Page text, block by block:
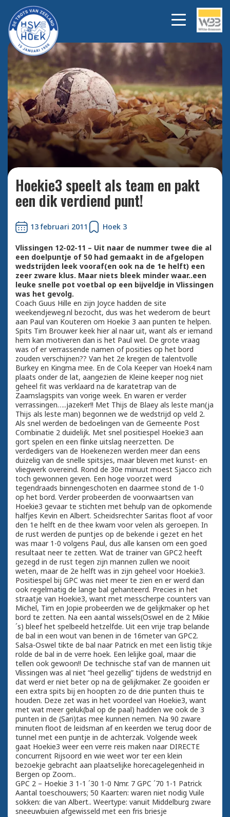
Bekijk alle foto's
Hoekie3 speelt als team en pakt
een dik verdiend punt!
13 februari 2011 Hoek 3
Vlissingen 12-02-11 – Uit naar de nummer twee die al
een doelpuntje of 50 had gemaakt in de afgelopen
wedstrijden leek vooraf(en ook na de 1e helft) een
zeer zware klus. Maar niets bleek minder waar..een
leuke snelle pot voetbal op een bijveldje in Vlissingen
was het gevolg.
Coach Guus Hille en zijn Joyce hadden de site
weekendjeweg.nl bezocht, dus was het wederom de beurt
aan Paul van Kouteren om Hoekie 3 aan punten te helpen.
Spits Tim Brouwer keek hier al naar uit, want als er iemand
hem kan motiveren dan is het Paul wel. De grote vraag
was of er verrassende namen of posities op het bord
zouden verschijnen?? Van het 2e kregen de talentvolle
Burkey en Kingma mee. En de Cola Keeper van Hoek4 nam
plaats onder de lat, aangezien de Kleine keeper nog niet
geheel fit was verklaard na de karatetrap van de
Zaamslagspits van vorige week. En waren er verder
verrassingen…..jazeker!! Met Thijs de Blaey als leste man(ja
Thijs als leste man) begonnen we de wedstrijd op veld 2.
Als snel werden de bedoelingen van de Gemeente Post
Combinatie 2 duidelijk. Met snel positiespel Hoekie3 aan
gort spelen en een flinke uitslag neerzetten. De
verdedigers van de Hoekenezen werden meer dan eens
duizelig van de snelle spitsjes, maar bleven met kunst- en
vliegwerk overeind. Rond de 30e minuut moest Sjacco zich
toch gewonnen geven. Een hoge voorzet werd
tegendraads binnengeschoten en daarmee stond de 1-0
op het bord. Verder probeerden de voorwaartsen van
Hoekie3 gevaar te stichten met behulp van de opkomende
halfjes Kevin en Albert. Scheidsrechter Saritas floot af voor
den 1e helft en de thee kwam voor velen als geroepen. In
de rust werden de puntjes op de bekende i gezet en het
was maar 1-0 volgens Paul, dus alle kansen om een goed
resultaat neer te zetten. Wat de trainer van GPC2 heeft
gezegd in de rust tegen zijn mannen zullen we nooit
weten, maar de 2e helft was in zijn geheel voor Hoekie3.
Positiespel bij GPC was niet meer te zien en er werd dan
ook regelmatig de lange bal gehanteerd. Precies in het
straatje van Hoekie3, want met messcherpe counters van
Michel, Tim en Jopie probeerden we de gelijkmaker op het
bord te zetten. Na een aantal wissels(Oswel en de 2 Mikie
´s) bleef het spelbeeld hetzelfde. Uit een vrije trap belande
de bal in een wout van benen in de 16meter van GPC2.
Salsa-Oswel tikte de bal naar Patrick en met een listig tikje
rolde de bal in de verre hoek. Een lelijke goal, maar die
tellen ook gewoon!! De technische staf van de mannen uit
Vlissingen was al niet “heel gezellig” tijdens de wedstrijd en
dat werd er niet beter op na de gelijkmaker. Ze gooiden er
een extra spits bij en hoopten zo de drie punten thuis te
houden. Deze zet was in het voordeel van Hoekie3, want
met wat meer geluk(bal op de paal) hadden we ook de 3
punten in de (Sari)tas mee kunnen nemen. Na 90 zware
minuten floot de leidsman af en keerden we terug door de
tunnel met een puntje in de achterzak. Volgende week
gaat Hoekie3 weer een verre reis maken naar DIRECTE
concurrent Rijsoord en wie weet wor ter een klein
bezoekje gebracht aan plaatselijke horecagelegenheid in
Bergen op Zoom..
GPC 2 – Hoekie 3 1-1 ´30 1-0 Nmr. 7 GPC ´70 1-1 Patrick
Aantal toeschouwers; 50 Kaarten: waren niet nodig Vuile
sokken: die van Albert.. Weertype: vanuit Middelburg zware
sneeuwbuien afgewisseld met een fris briesje